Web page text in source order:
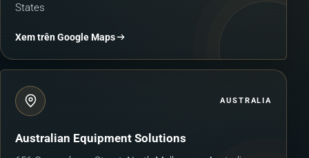
States
Xem trên Google Maps
AUSTRALIA
Australian Equipment Solutions